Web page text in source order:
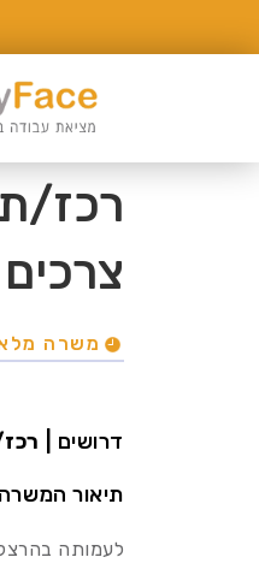
רכז/ת
משרה
דרושים |
תיאור המשרה
לעמותה